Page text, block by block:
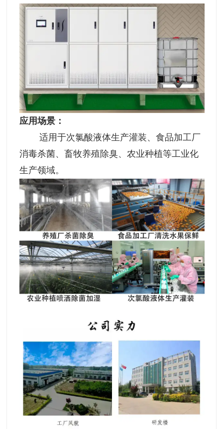
应用场景：
适用于次氯酸液体生产灌装、食品加工厂
消毒杀菌、畜牧养殖除臭、农业种植等工业化
生产领域。